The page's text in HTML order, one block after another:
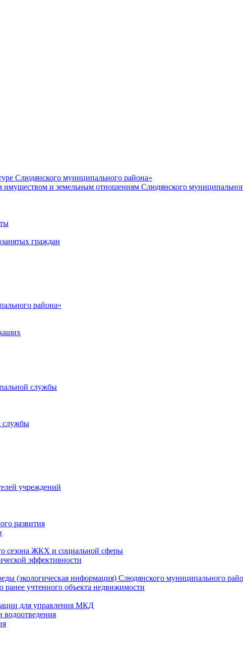
Слюдянского муниципального района»
и земельным отношениям Слюдянского
граждан
района»
службы
службы
учреждений
развития
сезона ЖКХ и социальной сферы
эффективности
(экологическая информация) Слюдянского муниципального
ранее учтенного объекта недвижимости
для управления МКД